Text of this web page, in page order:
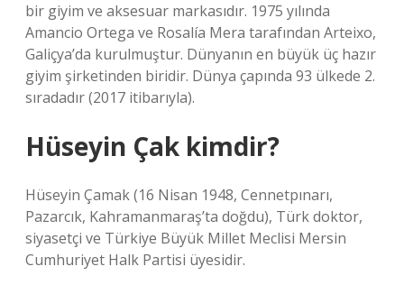
bir giyim ve aksesuar markasıdır. 1975 yılında
Amancio Ortega ve Rosalía Mera tarafından Arteixo,
Galiçya’da kurulmuştur. Dünyanın en büyük üç hazır
giyim şirketinden biridir. Dünya çapında 93 ülkede 2.
sıradadır (2017 itibarıyla).
Hüseyin Çak kimdir?
Hüseyin Çamak (16 Nisan 1948, Cennetpınarı,
Pazarcık, Kahramanmaraş’ta doğdu), Türk doktor,
siyasetçi ve Türkiye Büyük Millet Meclisi Mersin
Cumhuriyet Halk Partisi üyesidir.